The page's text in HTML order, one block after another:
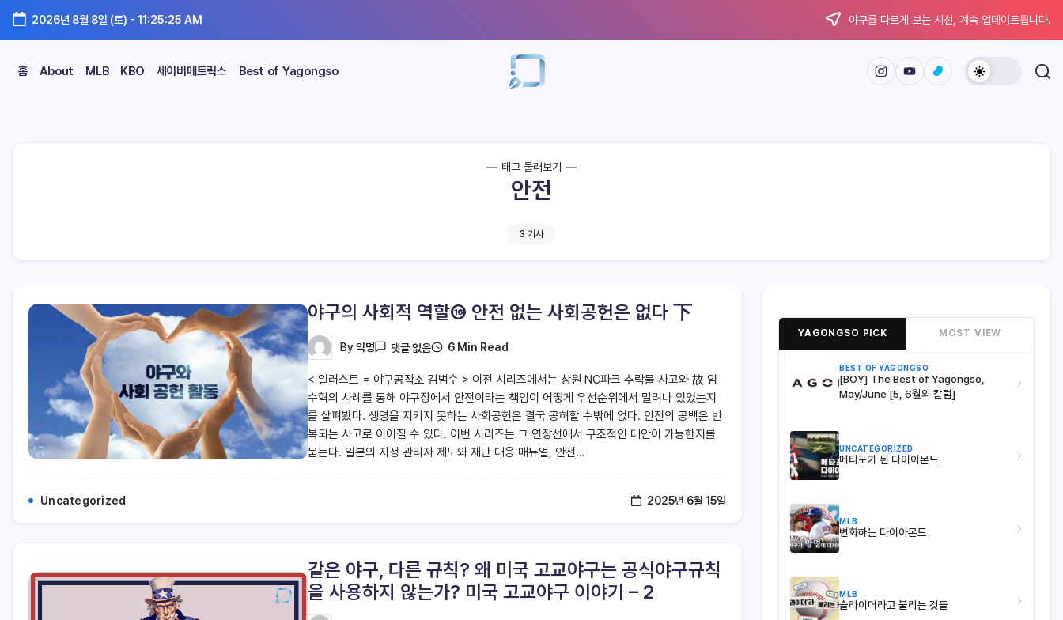
2026년 8월 8일 (토) - 11:25:26 AM 야구를 다르게 보는 시선, 계속 업데이트됩니다.
홈 About MLB KBO 세이버메트릭스 Best of Yagongso
태그 둘러보기
안전
3 기사
야구의 사회적 역할⑯ 안전 없는 사회공헌은 없다 下
By 익명 댓글 없음 6 Min Read
< 일러스트 = 야구공작소 김범수 > 이전 시리즈에서는 창원 NC파크 추락물 사고와 故 임
수혁의 사례를 통해 야구장에서 안전이라는 책임이 어떻게 우선순위에서 밀려나 있었는지
를 살펴봤다. 생명을 지키지 못하는 사회공헌은 결국 공허할 수밖에 없다. 안전의 공백은 반
복되는 사고로 이어질 수 있다. 이번 시리즈는 그 연장선에서 구조적인 대안이 가능한지를
묻는다. 일본의 지정 관리자 제도와 재난 대응 매뉴얼, 안전…
Uncategorized 2025년 6월 15일
같은 야구, 다른 규칙? 왜 미국 고교야구는 공식야구규칙
을 사용하지 않는가? 미국 고교야구 이야기 – 2
YAGONGSO PICK MOST VIEW
BEST OF YAGONGSO
[BOY] The Best of Yagongso,
May/June [5, 6월의 칼럼]
›
UNCATEGORIZED
메타포가 된 다이아몬드 ›
MLB
변화하는 다이아몬드 ›
MLB
슬라이더라고 불리는 것들 ›